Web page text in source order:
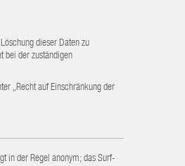
dieser Daten zu
bei der zuständigen
„Recht auf Einschränkung der
in der Regel anonym; das Surf-